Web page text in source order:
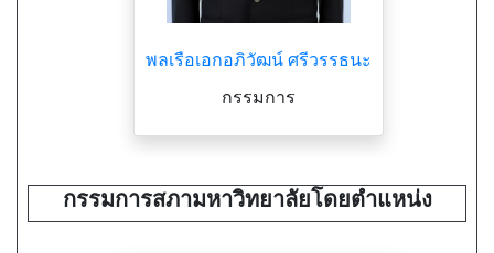
พลเรือเอกอภิวัฒน์ ศรีวรรธนะ
กรรมการ
กรรมการสภามหาวิทยาลัยโดยตำแหน่ง